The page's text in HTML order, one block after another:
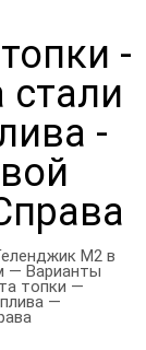
-
стали
-
М2 в
— Варианты
топки —
—